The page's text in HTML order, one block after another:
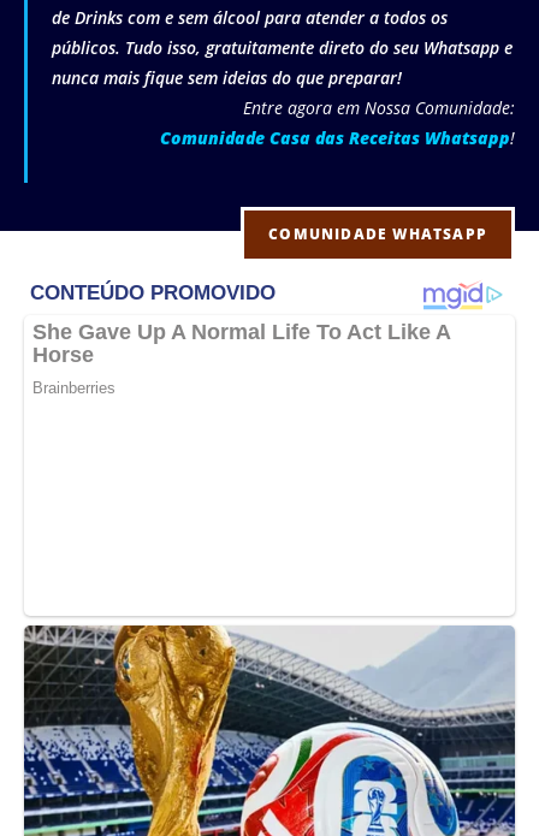
de Drinks com e sem álcool para atender a todos os
públicos. Tudo isso, gratuitamente direto do seu Whatsapp e
nunca mais fique sem ideias do que preparar!
Entre agora em Nossa Comunidade:
Comunidade Casa das Receitas Whatsapp!
COMUNIDADE WHATSAPP